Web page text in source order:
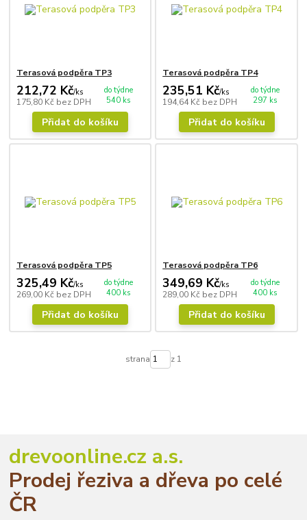
Terasová podpěra TP3
212,72 Kč/ks
175,80 Kč bez DPH
do týdne
540 ks
Přidat do košíku
Terasová podpěra TP4
235,51 Kč/ks
194,64 Kč bez DPH
do týdne
297 ks
Přidat do košíku
Terasová podpěra TP5
325,49 Kč/ks
269,00 Kč bez DPH
do týdne
400 ks
Přidat do košíku
Terasová podpěra TP6
349,69 Kč/ks
289,00 Kč bez DPH
do týdne
400 ks
Přidat do košíku
strana z 1
drevoonline.cz a.s.
Prodej řeziva a dřeva po celé
ČR